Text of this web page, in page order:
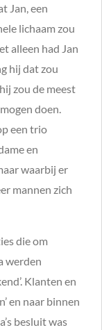
Jan, een
lichaam zou
alleen had Jan
hij dat zou
zou de meest
doen.
een trio
en
waarbij er
mannen zich
die om
werden
Klanten en
en naar binnen
besluit was